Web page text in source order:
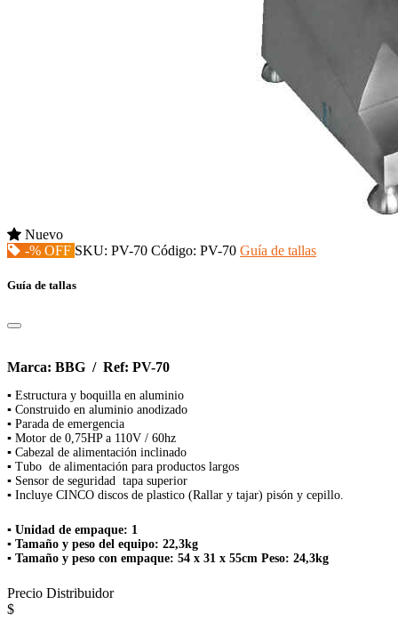
Nuevo
-% OFF SKU: PV-70 Código: PV-70 Guía de tallas
Guía de tallas
Marca: BBG / Ref: PV-70
▪ Estructura y boquilla en aluminio
▪ Construido en aluminio anodizado
▪ Parada de emergencia
▪ Motor de 0,75HP a 110V / 60hz
▪ Cabezal de alimentación inclinado
▪ Tubo de alimentación para productos largos
▪ Sensor de seguridad tapa superior
▪ Incluye CINCO discos de plastico (Rallar y tajar) pisón y cepillo.
▪ Unidad de empaque: 1
▪ Tamaño y peso del equipo: 22,3kg
▪ Tamaño y peso con empaque: 54 x 31 x 55cm Peso: 24,3kg
Precio Distribuidor
$